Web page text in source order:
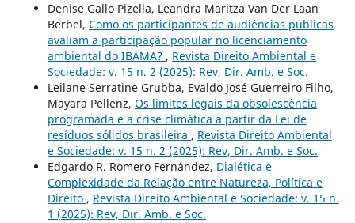
Denise Gallo Pizella, Leandra Maritza Van Der Laan
Berbel, Como os participantes de audiências públicas
avaliam a participação popular no licenciamento
ambiental do IBAMA? , Revista Direito Ambiental e
Sociedade: v. 15 n. 2 (2025): Rev, Dir. Amb. e Soc.
Leilane Serratine Grubba, Evaldo José Guerreiro Filho,
Mayara Pellenz, Os limites legais da obsolescência
programada e a crise climática a partir da Lei de
resíduos sólidos brasileira , Revista Direito Ambiental
e Sociedade: v. 15 n. 2 (2025): Rev, Dir. Amb. e Soc.
Edgardo R. Romero Fernández, Dialética e
Complexidade da Relação entre Natureza, Política e
Direito , Revista Direito Ambiental e Sociedade: v. 15 n.
1 (2025): Rev, Dir. Amb. e Soc.